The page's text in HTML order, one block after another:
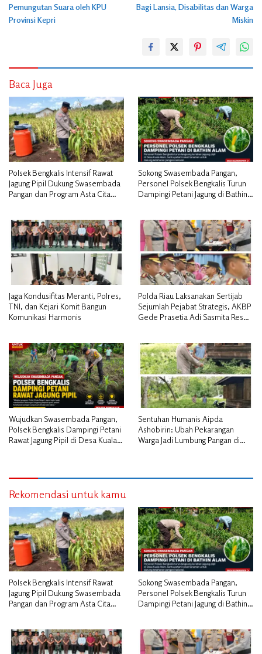
Pemungutan Suara oleh KPU
Provinsi Kepri
Bagi Lansia, Disabilitas dan Warga
Miskin
Baca Juga
Polsek Bengkalis Intensif Rawat
Jagung Pipil Dukung Swasembada
Pangan dan Program Asta Cita
Sokong Swasembada Pangan,
Personel Polsek Bengkalis Turun
Dampingi Petani Jagung di Bathin
Jaga Kondusifitas Meranti, Polres,
TNI, dan Kejari Komit Bangun
Komunikasi Harmonis
Polda Riau Laksanakan Sertijab
Sejumlah Pejabat Strategis, AKBP
Gede Prasetia Adi Sasmita Resmi
Wujudkan Swasembada Pangan,
Polsek Bengkalis Dampingi Petani
Rawat Jagung Pipil di Desa Kuala
Sentuhan Humanis Aipda
Ashobirin: Ubah Pekarangan
Warga Jadi Lumbung Pangan di
Rekomendasi untuk kamu
Polsek Bengkalis Intensif Rawat
Jagung Pipil Dukung Swasembada
Pangan dan Program Asta Cita
Sokong Swasembada Pangan,
Personel Polsek Bengkalis Turun
Dampingi Petani Jagung di Bathin